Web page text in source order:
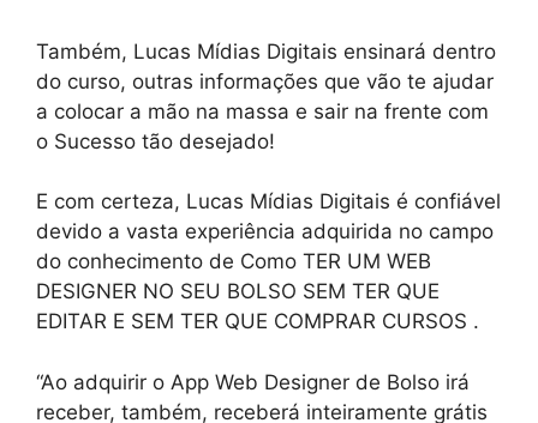
Também, Lucas Mídias Digitais ensinará dentro
do curso, outras informações que vão te ajudar
a colocar a mão na massa e sair na frente com
o Sucesso tão desejado!
E com certeza, Lucas Mídias Digitais é confiável
devido a vasta experiência adquirida no campo
do conhecimento de Como TER UM WEB
DESIGNER NO SEU BOLSO SEM TER QUE
EDITAR E SEM TER QUE COMPRAR CURSOS .
“Ao adquirir o App Web Designer de Bolso irá
receber, também, receberá inteiramente grátis